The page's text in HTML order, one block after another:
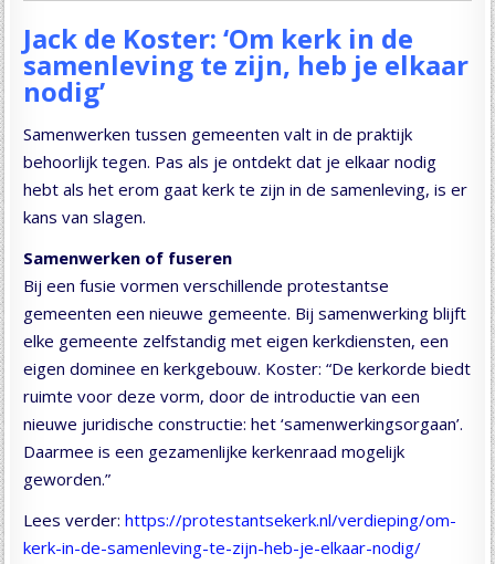
Jack de Koster: ‘Om kerk in de
samenleving te zijn, heb je elkaar
nodig’
Samenwerken tussen gemeenten valt in de praktijk
behoorlijk tegen. Pas als je ontdekt dat je elkaar nodig
hebt als het erom gaat kerk te zijn in de samenleving, is er
kans van slagen.
Samenwerken of fuseren
Bij een fusie vormen verschillende protestantse
gemeenten een nieuwe gemeente. Bij samenwerking blijft
elke gemeente zelfstandig met eigen kerkdiensten, een
eigen dominee en kerkgebouw. Koster: “De kerkorde biedt
ruimte voor deze vorm, door de introductie van een
nieuwe juridische constructie: het ‘samenwerkingsorgaan’.
Daarmee is een gezamenlijke kerkenraad mogelijk
geworden.”
Lees verder:https://protestantsekerk.nl/verdieping/om-
kerk-in-de-samenleving-te-zijn-heb-je-elkaar-nodig/